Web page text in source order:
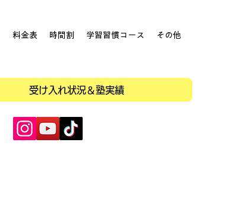
料金表 時間割 学習習慣コース その他
受け入れ状況＆塾実績